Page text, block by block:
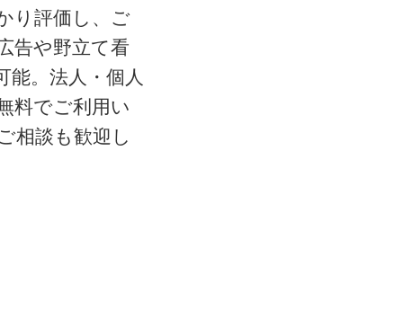
り評価し、ご
告や野立て看
能。法人・個人
料でご利用い
相談も歓迎し